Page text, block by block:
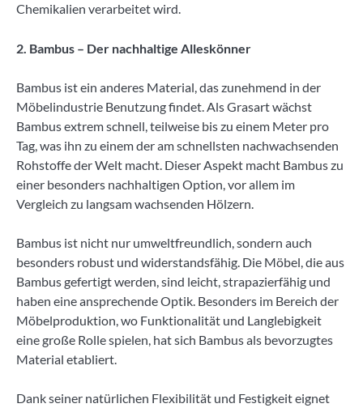
Chemikalien verarbeitet wird.
2. Bambus – Der nachhaltige Alleskönner
Bambus ist ein anderes Material, das zunehmend in der
Möbelindustrie Benutzung findet. Als Grasart wächst
Bambus extrem schnell, teilweise bis zu einem Meter pro
Tag, was ihn zu einem der am schnellsten nachwachsenden
Rohstoffe der Welt macht. Dieser Aspekt macht Bambus zu
einer besonders nachhaltigen Option, vor allem im
Vergleich zu langsam wachsenden Hölzern.
Bambus ist nicht nur umweltfreundlich, sondern auch
besonders robust und widerstandsfähig. Die Möbel, die aus
Bambus gefertigt werden, sind leicht, strapazierfähig und
haben eine ansprechende Optik. Besonders im Bereich der
Möbelproduktion, wo Funktionalität und Langlebigkeit
eine große Rolle spielen, hat sich Bambus als bevorzugtes
Material etabliert.
Dank seiner natürlichen Flexibilität und Festigkeit eignet